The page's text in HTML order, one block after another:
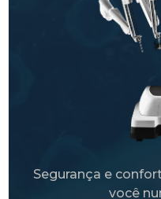
Segurança e
você